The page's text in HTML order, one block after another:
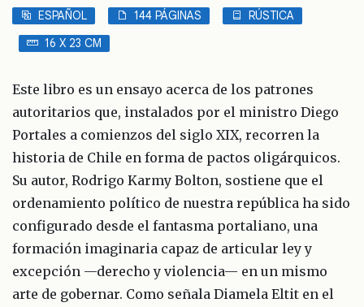
ESPAÑOL 144 PÁGINAS
RÚSTICA
16 X 23 CM
Este libro es un ensayo acerca de los patrones
autoritarios que, instalados por el ministro Diego
Portales a comienzos del siglo XIX, recorren la
historia de Chile en forma de pactos oligárquicos.
Su autor, Rodrigo Karmy Bolton, sostiene que el
ordenamiento político de nuestra república ha sido
configurado desde el fantasma portaliano, una
formación imaginaria capaz de articular ley y
excepción —derecho y violencia— en un mismo
arte de gobernar. Como señala Diamela Eltit en el